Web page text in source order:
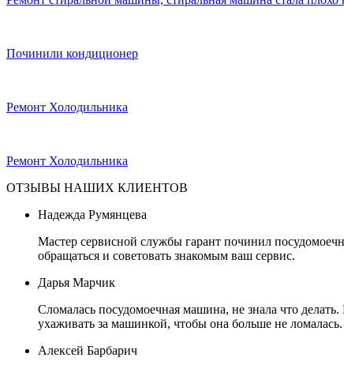
Починили кондиционер
Ремонт Холодильника
Ремонт Холодильника
ОТЗЫВЫ НАШИХ КЛИЕНТОВ
Надежда Румянцева
Мастер сервисной службы гарант починил
обращаться и советовать знакомым ваш сервис.
Дарья Марчик
Сломалась посудомоечная машина, не знала что
ухаживать за машинкой, чтобы она больше не
Алексей Барбарич